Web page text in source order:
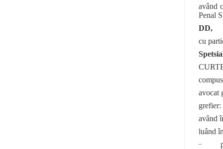
având
Penal
DD,
cu
avocat
grefier:
având
luând
–